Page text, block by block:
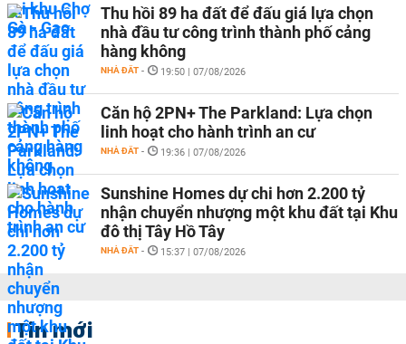
Thu hồi 89 ha đất để đấu giá lựa chọn
nhà đầu tư công trình thành phố cảng
hàng không
NHÀ ĐẤT - 19:50 | 07/08/2026
Căn hộ 2PN+ The Parkland: Lựa chọn
linh hoạt cho hành trình an cư
NHÀ ĐẤT - 19:36 | 07/08/2026
Sunshine Homes dự chi hơn 2.200 tỷ
nhận chuyển nhượng một khu đất tại Khu
đô thị Tây Hồ Tây
NHÀ ĐẤT - 15:37 | 07/08/2026
Tin mới